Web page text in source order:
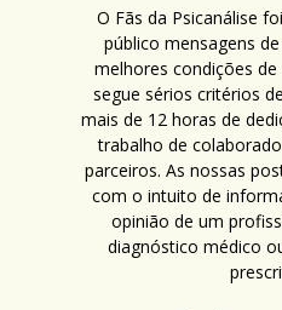
O Fãs da Psicanálise
público mensagens
melhores condições
segue sérios critérios
mais de 12 horas de
trabalho de
parceiros. As nossas
com o intuito de
opinião de um
diagnóstico médico